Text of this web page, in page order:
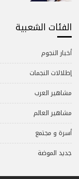
الفئات الشعبية
أخبار النجوم
إطلالات النجمات
مشاهير العرب
مشاهير العالم
أسرة و مجتمع
جديد الموضة